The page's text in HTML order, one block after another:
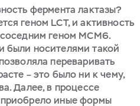
фермента лактазы?
геном LCT, и активность
геном MCM6.
были носителями такой
переваривать
– это было ни к чему,
Далее, в процессе
иные формы